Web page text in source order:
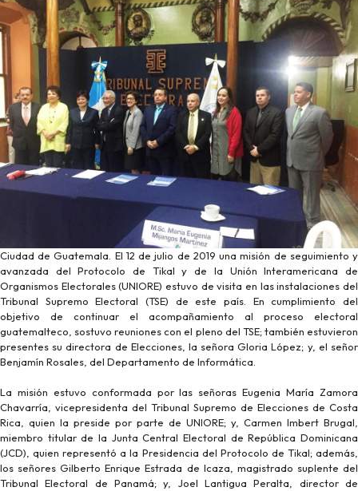
Ciudad de Guatemala. El 12 de julio de 2019 una misión de seguimiento y
avanzada del Protocolo de Tikal y de la Unión Interamericana de
Organismos Electorales (UNIORE) estuvo de visita en las instalaciones del
Tribunal Supremo Electoral (TSE) de este país. En cumplimiento del
objetivo de continuar el acompañamiento al proceso electoral
guatemalteco, sostuvo reuniones con el pleno del TSE; también estuvieron
presentes su directora de Elecciones, la señora Gloria López; y, el señor
Benjamín Rosales, del Departamento de Informática.
La misión estuvo conformada por las señoras Eugenia María Zamora
Chavarría, vicepresidenta del Tribunal Supremo de Elecciones de Costa
Rica, quien la preside por parte de UNIORE; y, Carmen Imbert Brugal,
miembro titular de la Junta Central Electoral de República Dominicana
(JCD), quien representó a la Presidencia del Protocolo de Tikal; además,
los señores Gilberto Enrique Estrada de Icaza, magistrado suplente del
Tribunal Electoral de Panamá; y, Joel Lantigua Peralta, director de